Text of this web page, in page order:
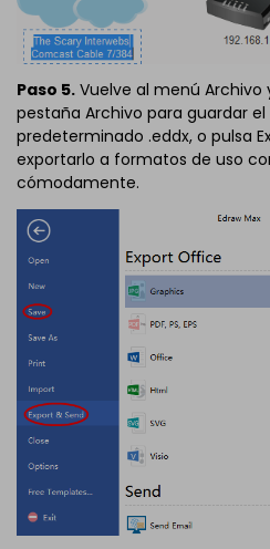
Paso 5. Vuelve al menú Archivo
pestaña Archivo para guardar
predeterminado .eddx, o pulsa
exportarlo a formatos de uso
cómodamente.